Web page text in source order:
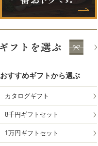
おすすめギフトから選ぶ
カタログギフト
8千円ギフトセット
1万円ギフトセット